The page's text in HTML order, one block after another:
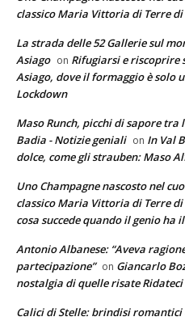
classico Maria Vittoria di Terre di
La strada delle 52 Gallerie sul
Asiago on Rifugiarsi e riscoprire
Asiago, dove il formaggio è solo
Lockdown
Maso Runch, picchi di sapore
Badia - Notizie geniali on In Val
dolce, come gli strauben: Maso
Uno Champagne nascosto nel
classico Maria Vittoria di Terre di
cosa succede quando il genio ha
Antonio Albanese: “Aveva
partecipazione” on Giancarlo
nostalgia di quelle risate
Calici di Stelle: brindisi